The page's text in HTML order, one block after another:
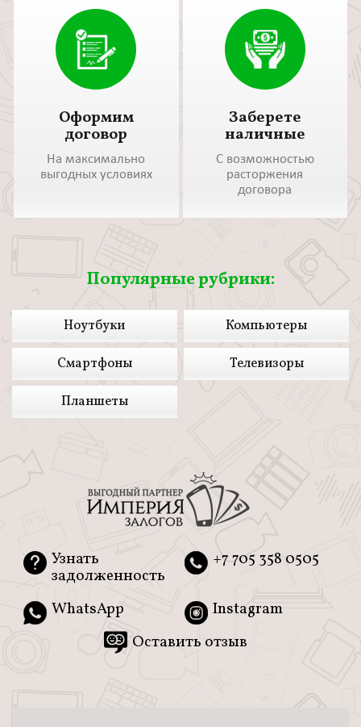
Оформим
договор
На максимально
выгодных условиях
Заберете
наличные
С возможностью
расторжения
договора
Популярные рубрики:
Ноутбуки Компьютеры
Смартфоны Телевизоры
Планшеты
Узнать
задолженность
+7 705 358 0505
WhatsApp
Instagram
Оставить отзыв